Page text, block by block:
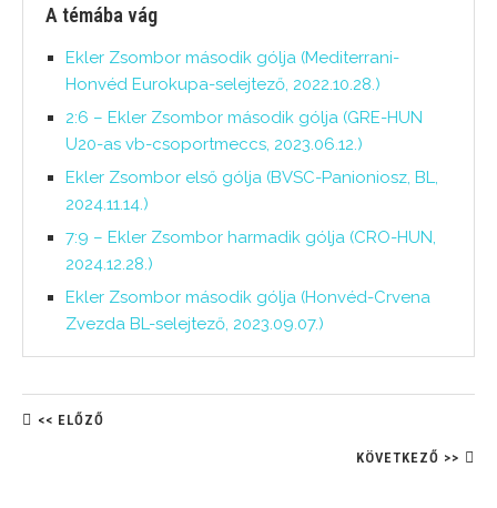
A témába vág
Ekler Zsombor második gólja (Mediterrani-
Honvéd Eurokupa-selejtező, 2022.10.28.)
2:6 – Ekler Zsombor második gólja (GRE-HUN
U20-as vb-csoportmeccs, 2023.06.12.)
Ekler Zsombor első gólja (BVSC-Panioniosz, BL,
2024.11.14.)
7:9 – Ekler Zsombor harmadik gólja (CRO-HUN,
2024.12.28.)
Ekler Zsombor második gólja (Honvéd-Crvena
Zvezda BL-selejtező, 2023.09.07.)
<< ELŐZŐ
KÖVETKEZŐ >>